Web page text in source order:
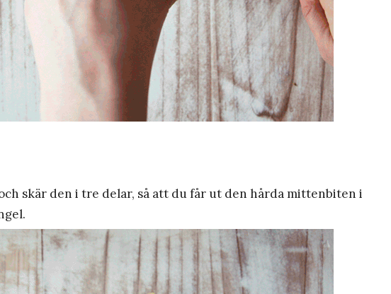
skär den i tre delar, så att du får ut den hårda mittenbiten i